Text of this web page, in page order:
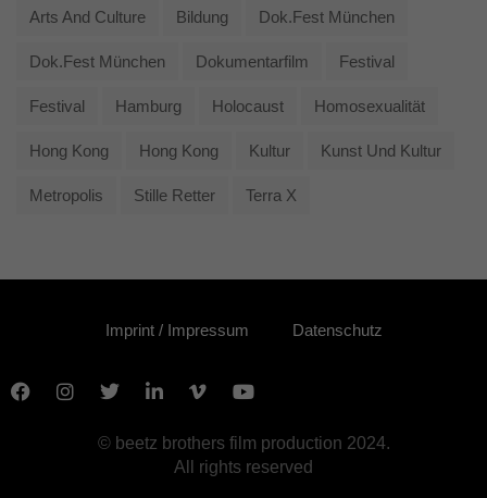
Arts And Culture Bildung Dok.fest München
Dok.fest München Dokumentarfilm Festival
Festival Hamburg Holocaust Homosexualität
Hong Kong Hong Kong Kultur Kunst Und Kultur
Metropolis Stille Retter Terra X
Imprint / Impressum Datenschutz
© beetz brothers film production 2024.
All rights reserved